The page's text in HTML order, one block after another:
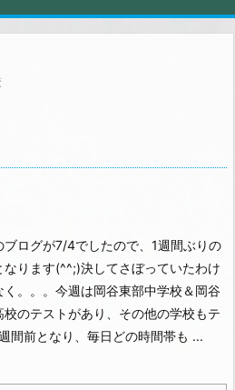
ブログが7/4でしたので、1週間ぶりの
なります(^^;)決してさぼっていたわけ
。。。 今週は岡谷東部中学校＆岡谷
校のテストがあり、その他の学校もテ
間前となり、毎日どの時間帯も ...